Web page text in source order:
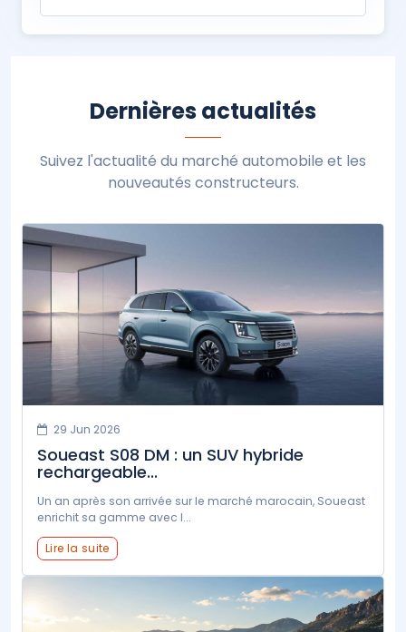
Dernières actualités
Suivez l'actualité du marché automobile et les
nouveautés constructeurs.
29 Jun 2026
Soueast S08 DM : un SUV hybride
rechargeable...
Un an après son arrivée sur le marché marocain, Soueast
enrichit sa gamme avec l...
Lire la suite